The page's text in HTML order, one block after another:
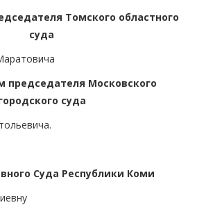
Томского областного
суда
председателя Московского
суда
Суда Республики Коми